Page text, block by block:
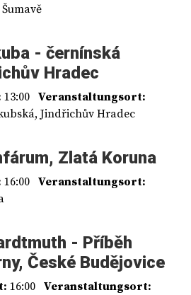
- černínská
Hradec
13:00 Veranstaltungsort:
Jindřichův Hradec
Zlatá Koruna
16:00 Veranstaltungsort:
- Příběh
České Budějovice
16:00 Veranstaltungsort: